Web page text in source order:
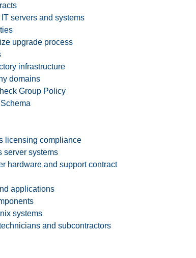
servers and systems
upgrade process
infrastructure
domains
Group Policy
licensing compliance
server systems
hardware and support contract
applications
systems
and subcontractors